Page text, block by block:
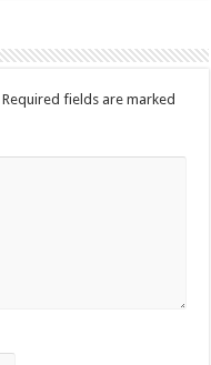
Required fields are marked